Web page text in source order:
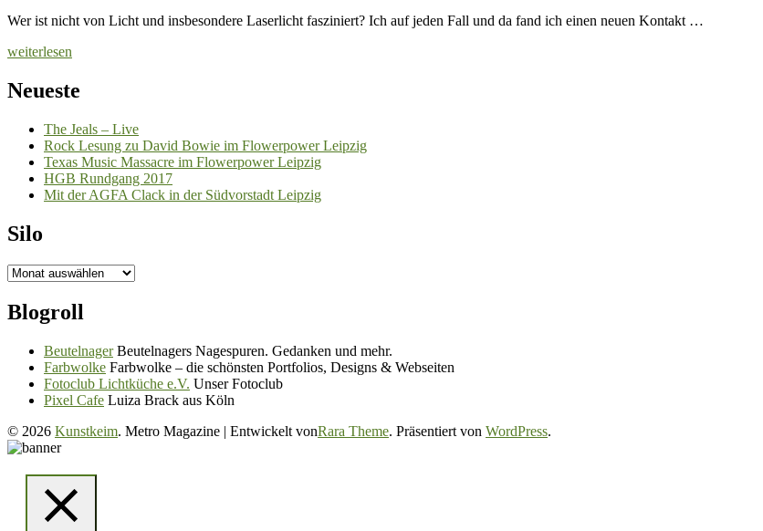
Wer ist nicht von Licht und insbesondere Laserlicht fasziniert? Ich auf jeden Fall und da fand ich einen neuen Kontakt …
weiterlesen
Neueste
The Jeals – Live
Rock Lesung zu David Bowie im Flowerpower Leipzig
Texas Music Massacre im Flowerpower Leipzig
HGB Rundgang 2017
Mit der AGFA Clack in der Südvorstadt Leipzig
Silo
Silo
Blogroll
BeutelnagerBeutelnagers Nagespuren. Gedanken und mehr.
Farbwolke Farbwolke – die schönsten Portfolios, Designs & Webseiten
Fotoclub Lichtküche e.V. Unser Fotoclub
Pixel Cafe Luiza Brack aus Köln
© 2026 Kunstkeim. Metro Magazine | Entwickelt vonRara Theme. Präsentiert von WordPress.